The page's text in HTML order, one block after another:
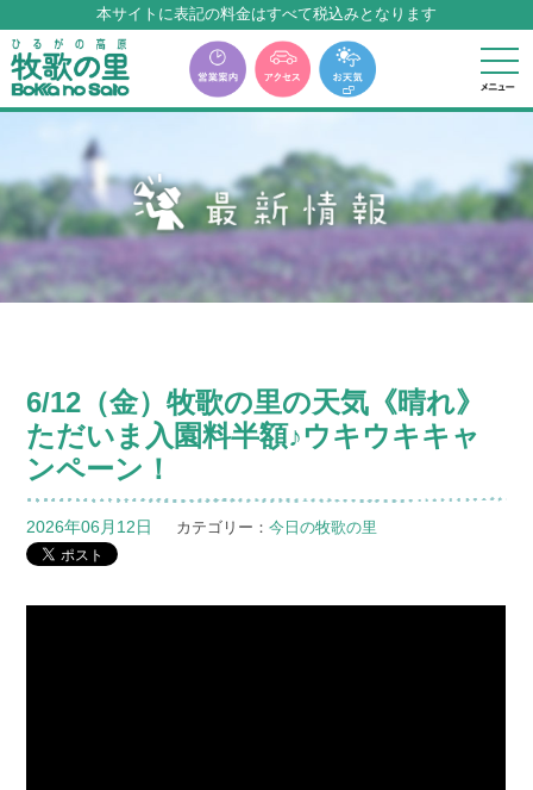
本サイトに表記の料金はすべて税込みとなります
牧歌の里温泉『牧華』は12月中旬まで休館いたします。
6/12（金）牧歌の里の天気《晴れ》
ただいま入園料半額♪ウキウキキャ
ンペーン！
2026年06月12日 カテゴリー：今日の牧歌の里